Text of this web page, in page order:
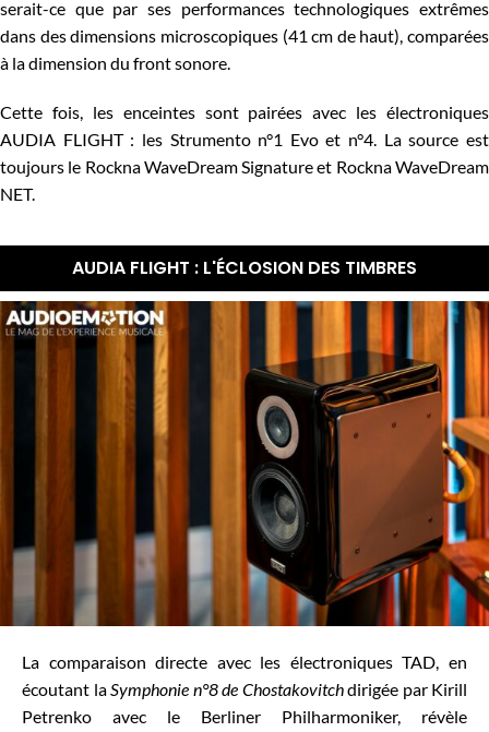
serait-ce que par ses performances technologiques extrêmes
dans des dimensions microscopiques (41 cm de haut), comparées
à la dimension du front sonore.
Cette fois, les enceintes sont pairées avec les électroniques
AUDIA FLIGHT : les Strumento n°1 Evo et n°4. La source est
toujours le Rockna WaveDream Signature et Rockna WaveDream
NET.
AUDIA FLIGHT : L'ÉCLOSION DES TIMBRES
La comparaison directe avec les électroniques TAD, en
écoutant la Symphonie n°8 de Chostakovitchdirigée par Kirill
Petrenko avec le Berliner Philharmoniker, révèle